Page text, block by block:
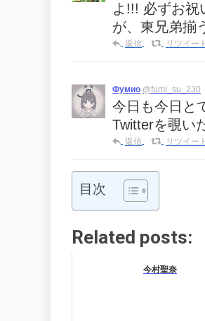
よ!!! 必ずお祝
が、東兄弟揃
返信 リツイート
Фумио @fumi_su_230
今日も今日と
Twitterを覗い
返信 リツイート
目次
Related posts:
今村聖奈